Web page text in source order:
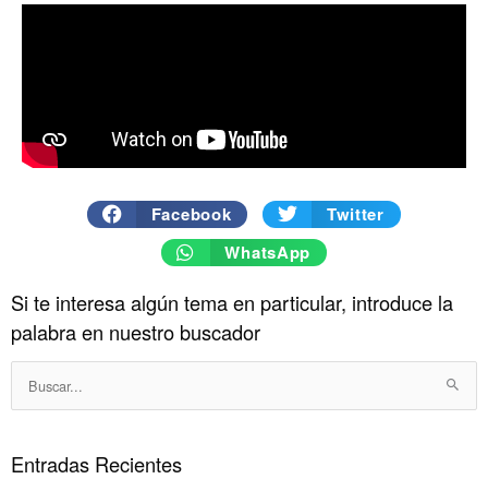
Facebook
Twitter
WhatsApp
Si te interesa algún tema en particular, introduce la
palabra en nuestro buscador
Buscar:
Entradas Recientes
Historico